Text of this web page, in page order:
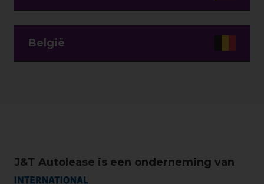
België
J&T Autolease is een onderneming van